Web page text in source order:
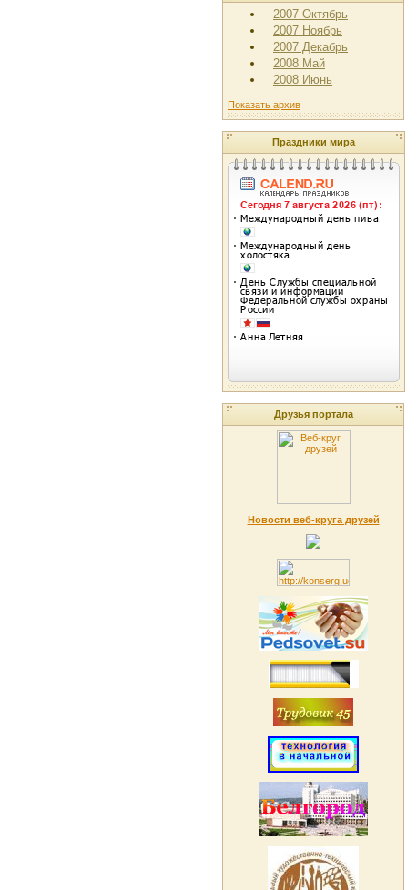
2007 Октябрь
2007 Ноябрь
2007 Декабрь
2008 Май
2008 Июнь
Показать архив
Праздники мира
Друзья портала
Новости веб-круга друзей